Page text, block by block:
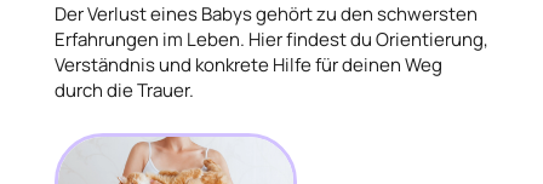
Der Verlust eines Babys gehört zu den schwersten
Erfahrungen im Leben. Hier findest du Orientierung,
Verständnis und konkrete Hilfe für deinen Weg
durch die Trauer.